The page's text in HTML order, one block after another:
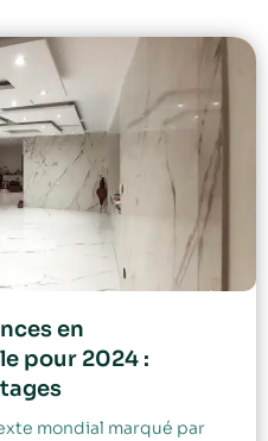
en
pour 2024 :
mondial marqué par